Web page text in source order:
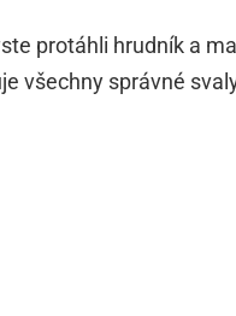
protáhli hrudník a
všechny správné